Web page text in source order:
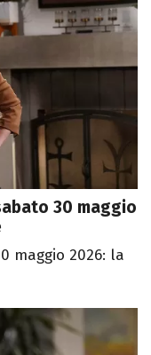
30 maggio
maggio 2026: la